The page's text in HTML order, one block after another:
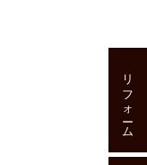
リフォーム